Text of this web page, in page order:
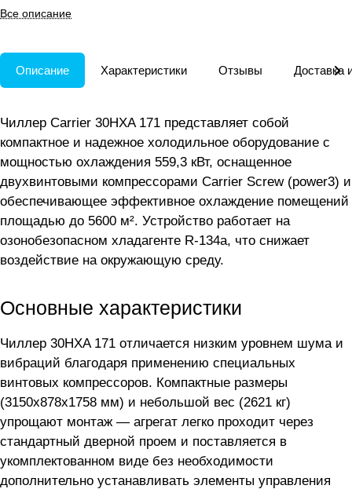
охлаждения больших
промышленных площадей.
Все описание
Описание Характеристики Отзывы Доставка
Чиллер Carrier 30HXA 171 представляет собой
компактное и надежное холодильное оборудование с
мощностью охлаждения 559,3 кВт, оснащенное
двухвинтовыми компрессорами Carrier Screw (power3) и
обеспечивающее эффективное охлаждение помещений
площадью до 5600 м². Устройство работает на
озонобезопасном хладагенте R-134a, что снижает
воздействие на окружающую среду.
Основные характеристики
Чиллер 30HXA 171 отличается низким уровнем шума и
вибраций благодаря применению специальных
винтовых компрессоров. Компактные размеры
(3150x878x1758 мм) и небольшой вес (2621 кг)
упрощают монтаж — агрегат легко проходит через
стандартный дверной проем и поставляется в
укомплектованном виде без необходимости
дополнительно устанавливать элементы управления